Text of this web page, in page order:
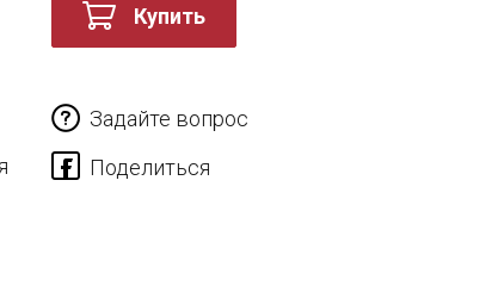
Купить
Задайте вопрос